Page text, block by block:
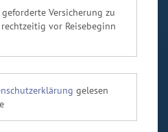
Versicherung zu
vor Reisebeginn
gelesen